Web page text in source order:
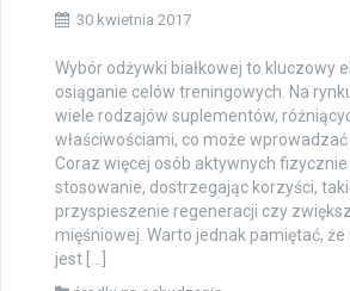
30 kwietnia 2017
Wybór odżywki białkowej to kluczowy
osiąganie celów treningowych. Na
wiele rodzajów suplementów,
właściwościami, co może wprowadzać
Coraz więcej osób aktywnych fizycznie
stosowanie, dostrzegając korzyści,
przyspieszenie regeneracji czy
mięśniowej. Warto jednak pamiętać,
jest […]